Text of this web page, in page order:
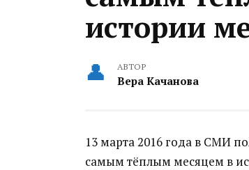
истории
АВТОР
Вера Качанова
13 марта 2016 года в СМИ
самым тёплым месяцем в